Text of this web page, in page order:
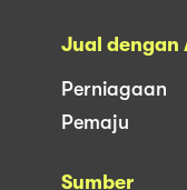
Jual dengan
Perniagaan
Pemaju
Sumber